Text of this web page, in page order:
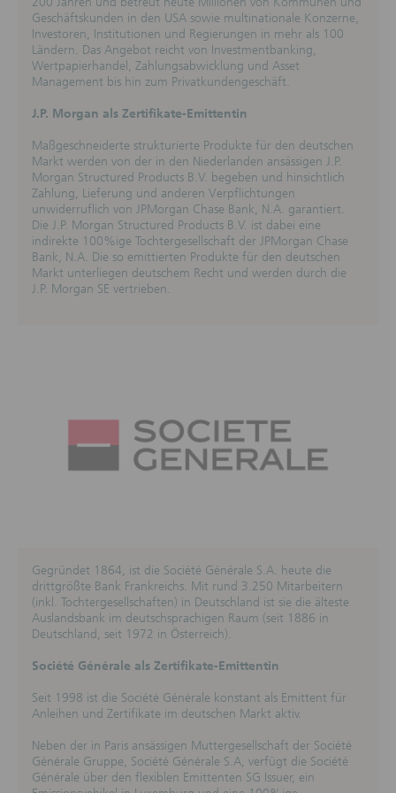
werden mit größter Sorgfalt erstellt. Eine Gewähr
für die Richtigkeit, Vollständigkeit und Aktualität der
Webseiten und der darin enthaltenen Informationen
kann nicht übernommen werden. In diesen
Webseiten zum Ausdruck gebrachte Meinungen sind
unverbindlich. Die DekaBank Deutsche Girozentrale
ändern.
Angaben zu Kurs-/Wertentwicklung, Kursen
und Preisen
Angaben zur vergangenen oder künftigen
Kurs-/Wertentwicklung sowie simulierte
Kurs-/Wertentwicklungsangaben sind keine
verlässlichen Indikatoren für die künftige
Kurs-/Wertentwicklung eines Finanzinstruments.
Soweit auf diesen Webseiten Kurse und/oder Preise
genannt sind, sind diese freibleibend und dienen
Investitionen in die Finanzinstrumente sind mit
Risiken verbunden. Unter ungünstigen Umständen
können sich diese Risiken realisieren, sich negativ auf
die Anlage auswirken und ggf. auch zu einem
Basiswerte, Rohstoffe, Devisen und
Marktnachrichten) werden bereitgestellt durch SIX
Financial Information Deutschland GmbH. Copyright
© SIX Financial Information und ihre Lizenzgeber.
Alle Rechte vorbehalten. Weiterverteilung und
Nutzung durch Dritte ist untersagt. SIX Financial
Information und ihre Lizenzgeber übernehmen keine
Haftung im Zusammenhang mit Daten und Preisen
ab. SIX Financial Information behält sich das Recht
ändern ohne vorherige Ankündigung. Die Daten sind
je nach Börse unterschiedlich verzögert, jedoch
mindestens 15 Minuten. Informationen in den
Webseiten können aus allgemein zugänglichen oder
Geschäftskunden in den USA sowie multinationale Konzerne,
Investoren, Institutionen und Regierungen in mehr als 100
Ländern. Das Angebot reicht von Investmentbanking,
Wertpapierhandel, Zahlungsabwicklung und Asset
Management bis hin zum Privatkundengeschäft.
J.P. Morgan als Zertifikate-Emittentin
Maßgeschneiderte strukturierte Produkte für den deutschen
Markt werden von der in den Niederlanden ansässigen J.P.
Morgan Structured Products B.V. begeben und hinsichtlich
Zahlung, Lieferung und anderen Verpflichtungen
unwiderruflich von JPMorgan Chase Bank, N.A. garantiert.
Die J.P. Morgan Structured Products B.V. ist dabei eine
indirekte 100%ige Tochtergesellschaft der JPMorgan Chase
Bank, N.A. Die so emittierten Produkte für den deutschen
Markt unterliegen deutschem Recht und werden durch die
J.P. Morgan SE vertrieben.
Gegründet 1864, ist die Société Générale S.A. heute die
drittgrößte Bank Frankreichs. Mit rund 3.250 Mitarbeitern
(inkl. Tochtergesellschaften) in Deutschland ist sie die älteste
Auslandsbank im deutschsprachigen Raum (seit 1886 in
Deutschland, seit 1972 in Österreich).
Société Générale als Zertifikate-Emittentin
Seit 1998 ist die Société Générale konstant als Emittent für
Anleihen und Zertifikate im deutschen Markt aktiv.
Neben der in Paris ansässigen Muttergesellschaft der Société
Générale Gruppe, Société Générale S.A, verfügt die Société
Générale über den flexiblen Emittenten SG Issuer, ein